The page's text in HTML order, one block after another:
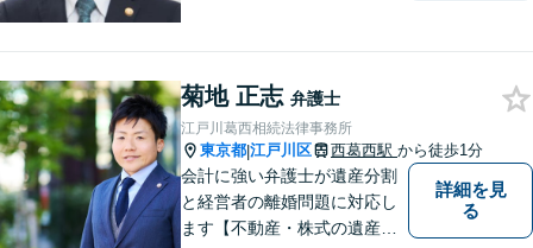
に対応可能。是非一度お気軽
にご相談ください。
菊地 正志 弁護士
江戸川葛西相続法律事務所
東京都|江戸川区 西葛西駅 から徒歩1分
会計に強い弁護士が遺産分割
と経営者の離婚問題に対応し
ます【不動産・株式の遺産分
詳細を見
る